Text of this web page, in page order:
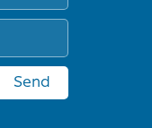
Send